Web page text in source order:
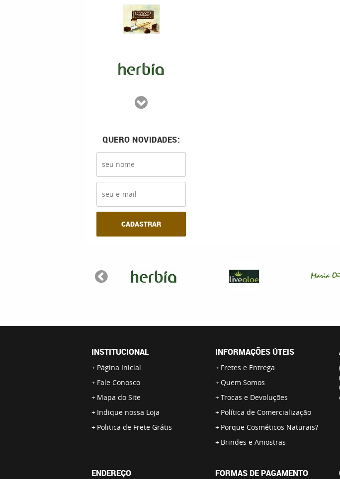
QUERO NOVIDADES:
CADASTRAR
INSTITUCIONAL
Página Inicial
Fale Conosco
Mapa do Site
Indique nossa Loja
Politica de Frete Grátis
INFORMAÇÕES ÚTEIS
Fretes e Entrega
Quem Somos
Trocas e Devoluções
Política de Comercialização
Porque Cosméticos Naturais?
Brindes e Amostras
ENDEREÇO FORMAS DE PAGAMENTO